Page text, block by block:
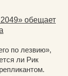
обещает
по лезвию»,
ли Рик